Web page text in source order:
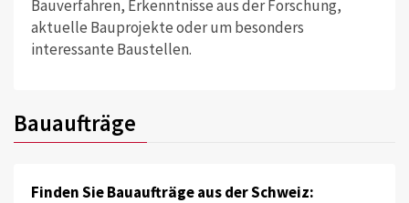
Bauverfahren, Erkenntnisse aus der Forschung,
aktuelle Bauprojekte oder um besonders
interessante Baustellen.
Bauaufträge
Finden Sie Bauaufträge aus der Schweiz: